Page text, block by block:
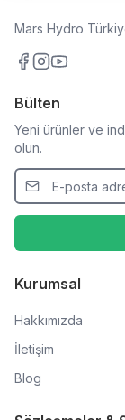
Mars Hydro
Bülten
Yeni ürünler ve
olun.
Kurumsal
Hakkımızda
İletişim
Blog